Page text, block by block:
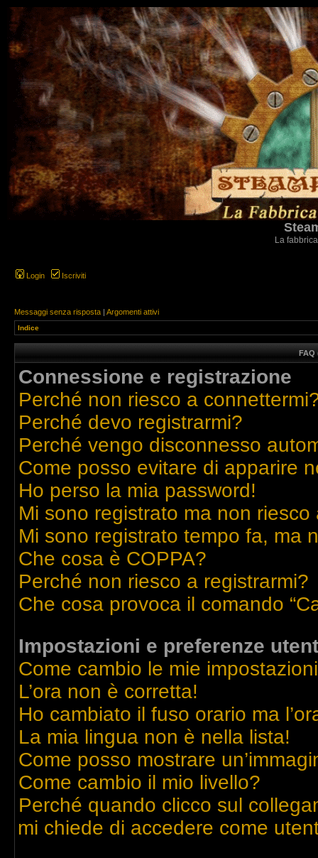
La
Login Iscriviti
Messaggi senza risposta | Argomenti attivi
Indice
FAQ
Connessione e registrazione
Perché non riesco a
Perché devo registrarmi?
Perché vengo disconnesso
Come posso evitare di apparire
Ho perso la mia password!
Mi sono registrato ma non riesco
Mi sono registrato tempo fa, ma
Che cosa è COPPA?
Perché non riesco a registrarmi?
Che cosa provoca il comando
Impostazioni e preferenze
Come cambio le mie
L’ora non è corretta!
Ho cambiato il fuso orario ma
La mia lingua non è nella lista!
Come posso mostrare
Come cambio il mio livello?
Perché quando clicco sul
mi chiede di accedere come